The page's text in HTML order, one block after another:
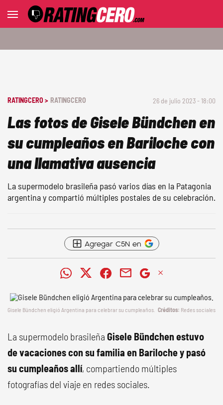
RATINGCERO > RATINGCERO 26 de julio 2023 - 18:00
Las fotos de Gisele Bündchen en
su cumpleaños en Bariloche con
una llamativa ausencia
La supermodelo brasileña pasó varios días en la Patagonia
argentina y compartió múltiples postales de su celebración.
Agregar C5N en
Gisele Bündchen eligió Argentina para celebrar su cumpleaños. Redes sociales
La supermodelo brasileña Gisele Bündchen estuvo
de vacaciones con su familia en Bariloche y pasó
su cumpleaños allí, compartiendo múltiples
fotografías del viaje en redes sociales.